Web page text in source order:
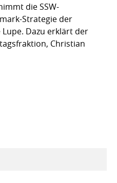
die SSW-
Strategie der
Dazu erklärt der
Christian